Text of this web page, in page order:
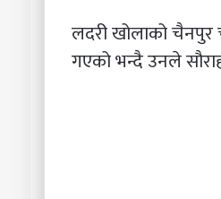
लदरी खोलाको चैनपुर
गएको भन्दै उनले